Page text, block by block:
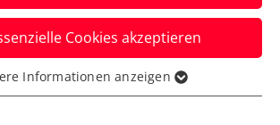
ausgeheilt und eine
gebaut
Bazzanella, 10.03.2020
Cookies akzeptieren
werden für grundlegende
Informationen anzeigen